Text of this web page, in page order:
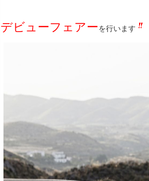
デビューフェアー を行います